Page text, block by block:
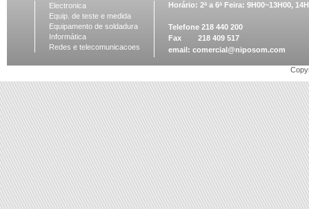
Electronica
Equip. de teste e medida
Equipamento de soldadura
Informática
Redes e telecomunicacoes
Horário: 2ª a 6ª Feira: 9H00~13H00,
Telefone 218 440 200
Fax 218 409 517
email: comercial@niposom.com